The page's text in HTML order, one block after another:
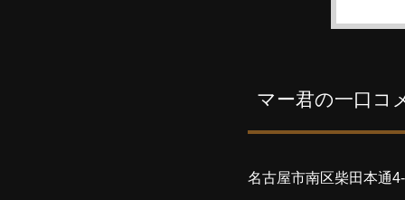
マー君の一口コ
名古屋市南区柴田本